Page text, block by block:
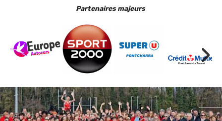
Partenaires majeurs
›